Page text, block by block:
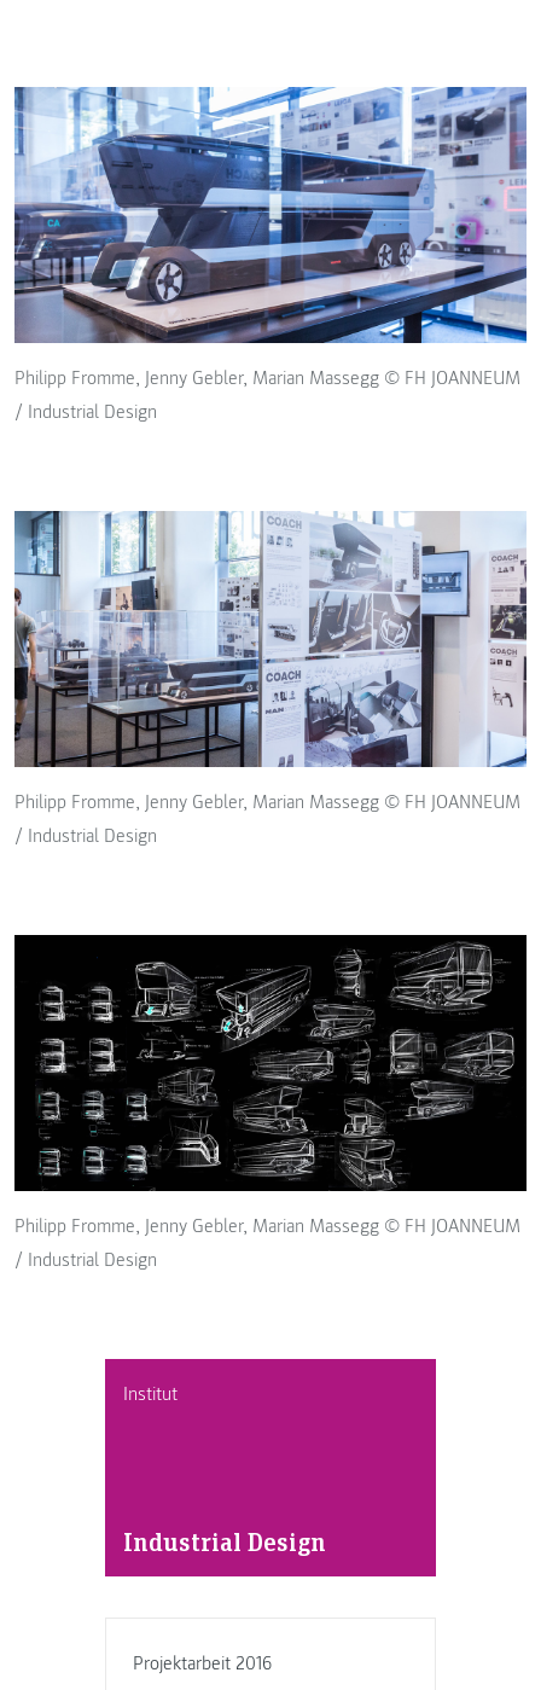
Institut
Industrial Design
Projektarbeit 2016
Philipp Fromme, Jenny Gebler, Marian Massegg © FH JOANNEUM
/ Industrial Design
Philipp Fromme, Jenny Gebler, Marian Massegg © FH JOANNEUM
/ Industrial Design
Philipp Fromme, Jenny Gebler, Marian Massegg © FH JOANNEUM
/ Industrial Design